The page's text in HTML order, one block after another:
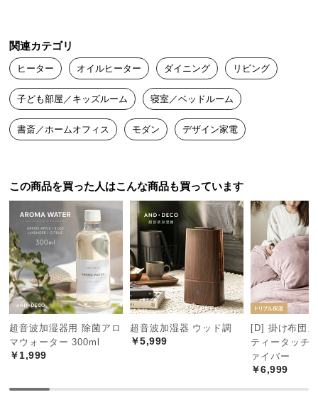
の
配
送
に
つ
い
開
梱
設
置
サ
ー
ビ
ス
に
つ
い
関連カテゴリ
ヒーター オイルヒーター ダイニング リビング
子ども部屋／キッズルーム 寝室／ベッドルーム
書斎／ホームオフィス モダン デザイン家電
この商品を買った人はこんな商品も買っています
超音波加湿器用 除菌アロ
マウォーター 300ml
￥1,999
超音波加湿器 ウッド調
￥5,999
[D] 掛け布団
ティータッチ
ァイバー
￥6,999